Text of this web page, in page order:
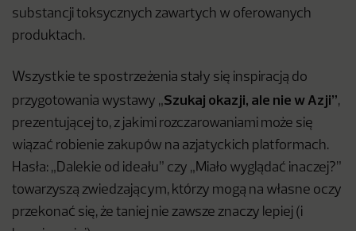
substancji toksycznych zawartych w oferowanych
produktach.
Wszystkie te spostrzeżenia stały się inspiracją do
przygotowania wystawy „Szukaj okazji, ale nie w Azji”,
prezentującej to, z jakimi rozczarowaniami może się
wiązać robienie zakupów na azjatyckich platformach.
Hasła: „Dalekie od ideału” czy „Miało wyglądać inaczej?”
towarzyszą zwiedzającym, którzy mogą na własne oczy
przekonać się, że taniej nie zawsze znaczy lepiej (i